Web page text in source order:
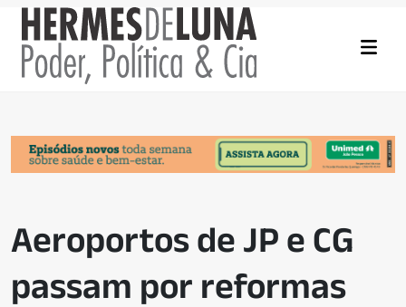
Aeroportos de JP e CG
passam por reformas